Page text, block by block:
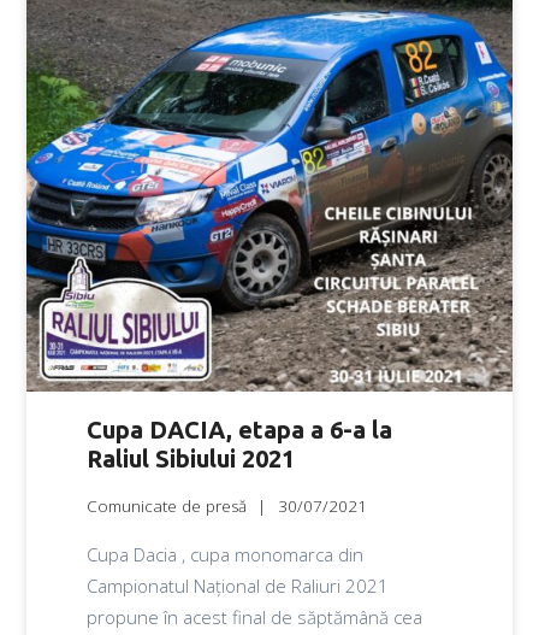
Cupa DACIA, etapa a 6-a la
Raliul Sibiului 2021
Comunicate de presă 30/07/2021
Cupa Dacia , cupa monomarca din
Campionatul Național de Raliuri 2021
propune în acest final de săptămână cea